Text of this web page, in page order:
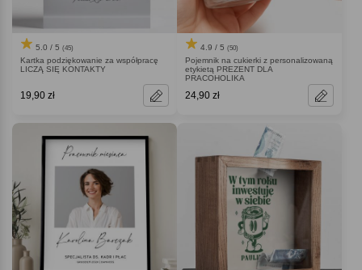
5.0 / 5 (45)
Kartka podziękowanie za współpracę
LICZĄ SIĘ KONTAKTY
19,90 zł
4.9 / 5 (50)
Pojemnik na cukierki z personalizowaną
etykietą PREZENT DLA
PRACOHOLIKA
24,90 zł